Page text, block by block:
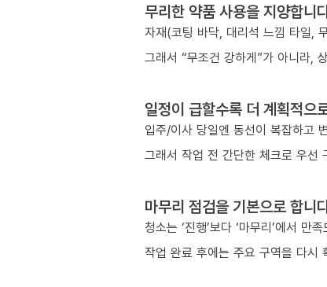
무리한 약품 사용을 지양합니
자재(코팅 바닥, 대리석 느낌 타일,
그래서 “무조건 강하게”가 아니라,
일정이 급할수록 더 계획적으
입주/이사 당일엔 동선이 복잡하고
그래서 작업 전 간단한 체크로 우선
마무리 점검을 기본으로 합니
청소는 ‘진행’보다 ‘마무리’에서 만
작업 완료 후에는 주요 구역을 다시